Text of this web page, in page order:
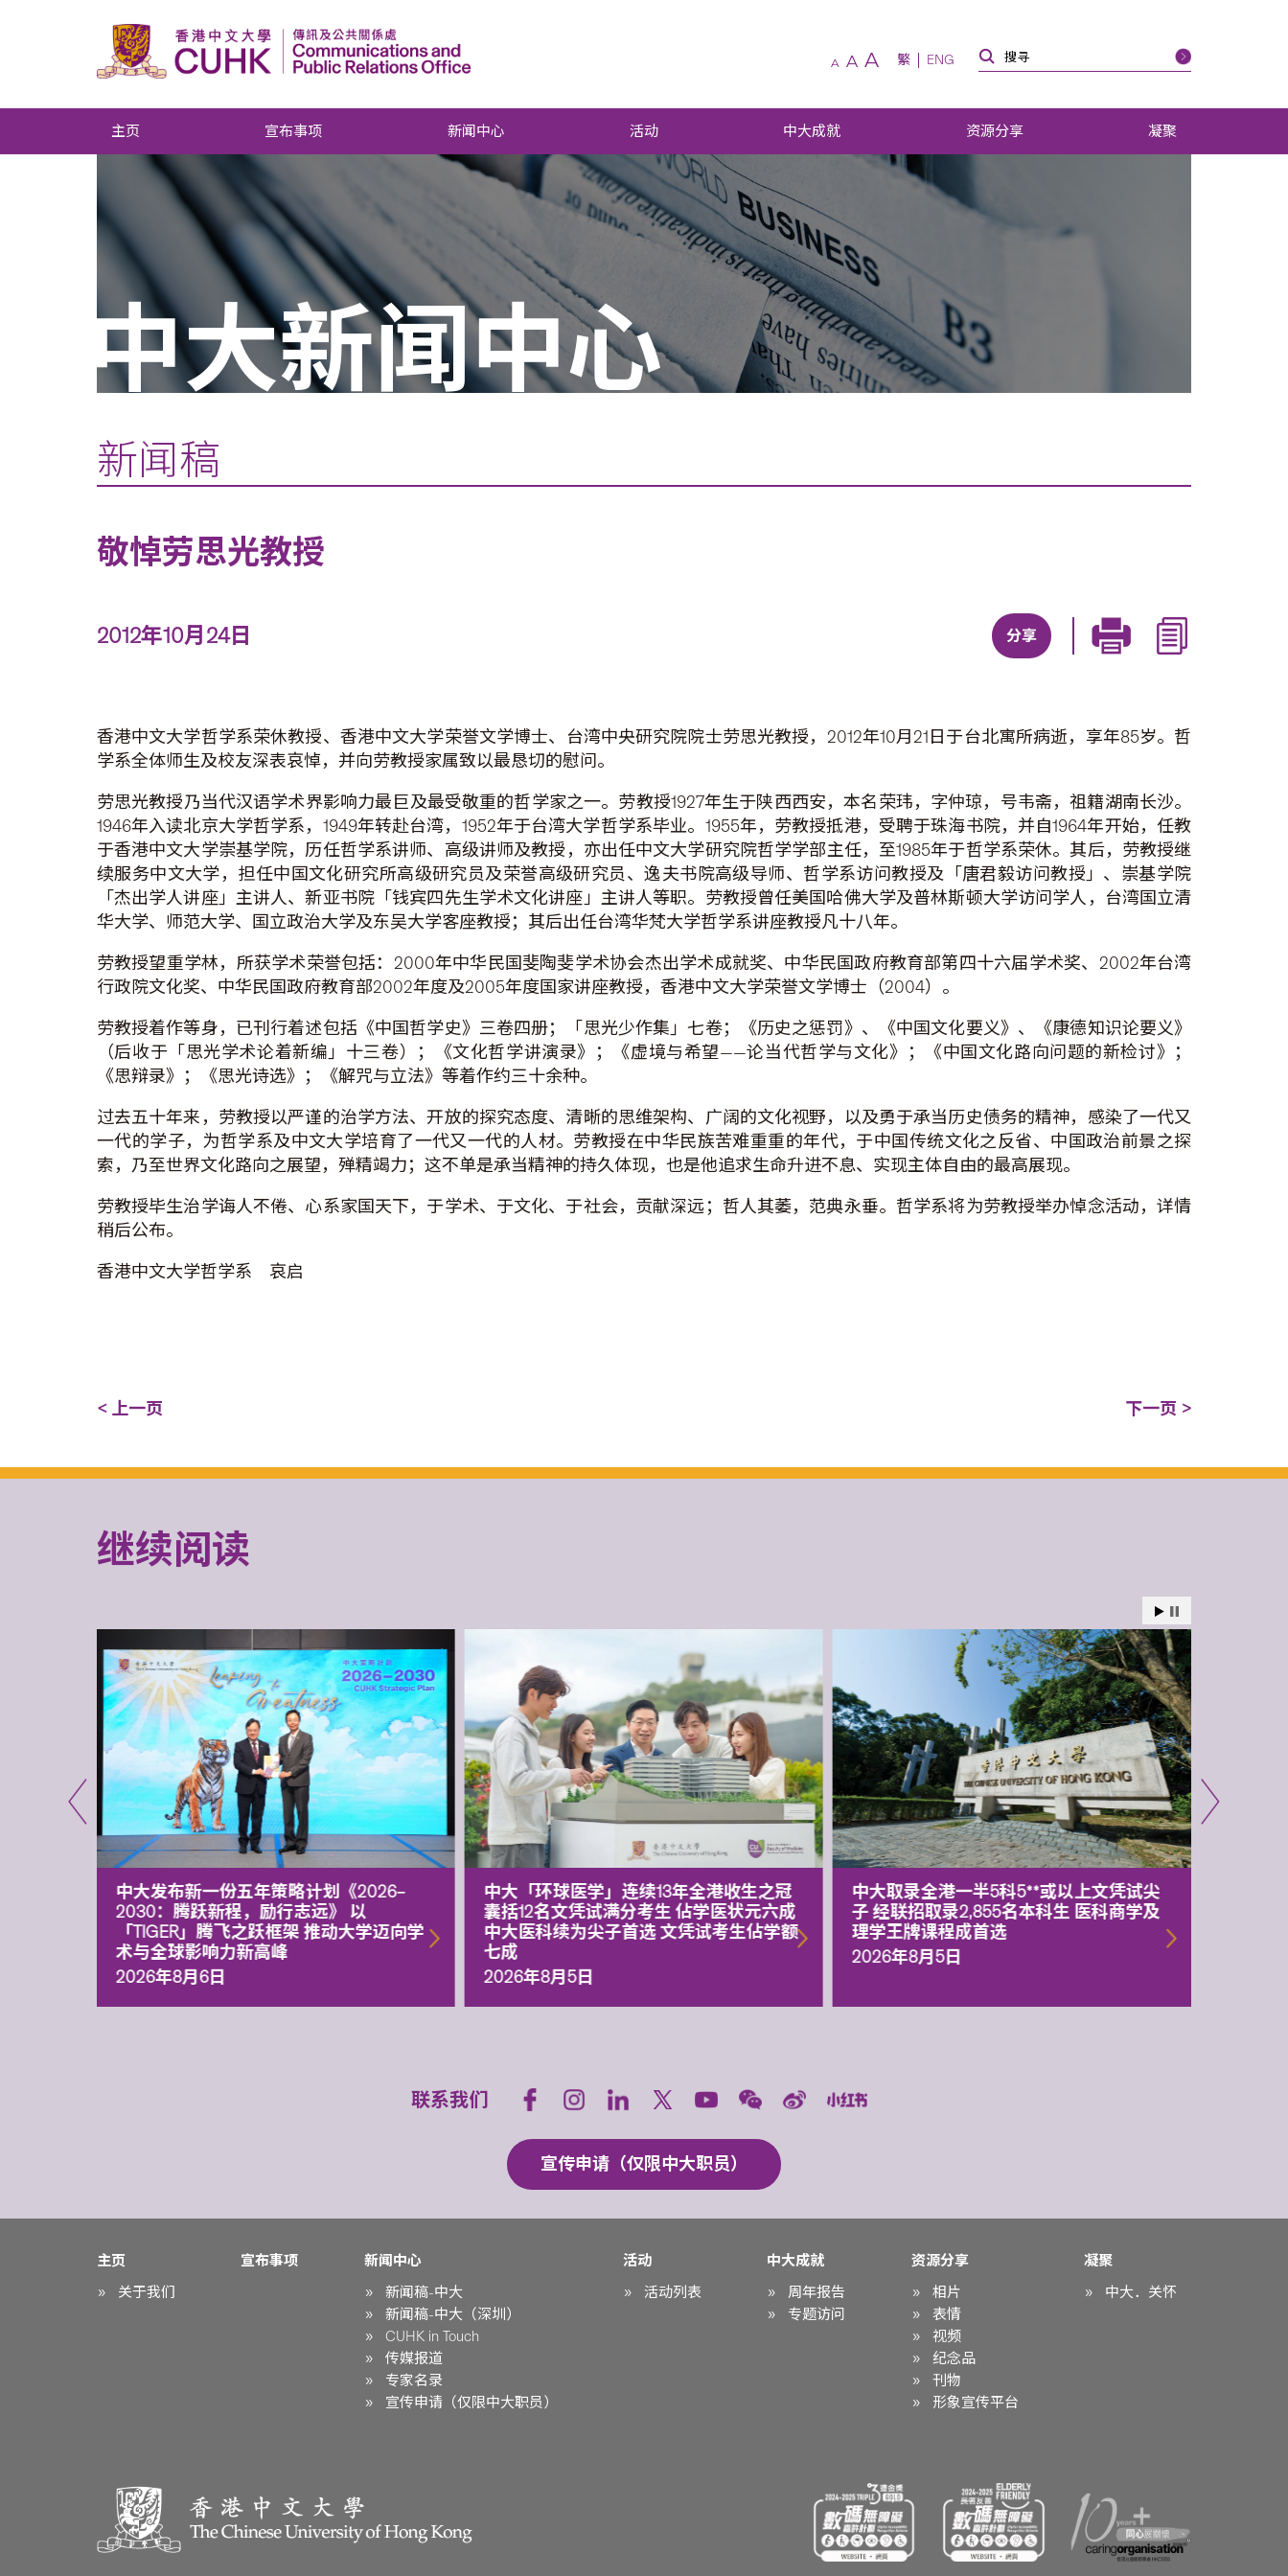
A A A 繁 ENG
主页 宣布事项 新闻中心 活动 中大成就 资源分享 凝聚
中大新闻中心
新闻稿
敬悼劳思光教授
2012年10月24日 分享
香港中文大学哲学系荣休教授、香港中文大学荣誉文学博士、台湾中央研究院院士劳思光教授，2012年10月21日于台北寓所病逝，享年85岁。哲
学系全体师生及校友深表哀悼，并向劳教授家属致以最恳切的慰问。
劳思光教授乃当代汉语学术界影响力最巨及最受敬重的哲学家之一。劳教授1927年生于陕西西安，本名荣玮，字仲琼，号韦斋，祖籍湖南长沙。
1946年入读北京大学哲学系，1949年转赴台湾，1952年于台湾大学哲学系毕业。1955年，劳教授抵港，受聘于珠海书院，并自1964年开始，任教
于香港中文大学崇基学院，历任哲学系讲师、高级讲师及教授，亦出任中文大学研究院哲学学部主任，至1985年于哲学系荣休。其后，劳教授继
续服务中文大学，担任中国文化研究所高级研究员及荣誉高级研究员、逸夫书院高级导师、哲学系访问教授及「唐君毅访问教授」、崇基学院
「杰出学人讲座」主讲人、新亚书院「钱宾四先生学术文化讲座」主讲人等职。劳教授曾任美国哈佛大学及普林斯顿大学访问学人，台湾国立清
华大学、师范大学、国立政治大学及东吴大学客座教授；其后出任台湾华梵大学哲学系讲座教授凡十八年。
劳教授望重学林，所获学术荣誉包括：2000年中华民国斐陶斐学术协会杰出学术成就奖、中华民国政府教育部第四十六届学术奖、2002年台湾
行政院文化奖、中华民国政府教育部2002年度及2005年度国家讲座教授，香港中文大学荣誉文学博士（2004）。
劳教授着作等身，已刊行着述包括《中国哲学史》三卷四册；「思光少作集」七卷；《历史之惩罚》、《中国文化要义》、《康德知识论要义》
（后收于「思光学术论着新编」十三卷）；《文化哲学讲演录》；《虚境与希望——论当代哲学与文化》；《中国文化路向问题的新检讨》；
《思辩录》；《思光诗选》；《解咒与立法》等着作约三十余种。
过去五十年来，劳教授以严谨的治学方法、开放的探究态度、清晰的思维架构、广阔的文化视野，以及勇于承当历史债务的精神，感染了一代又
一代的学子，为哲学系及中文大学培育了一代又一代的人材。劳教授在中华民族苦难重重的年代，于中国传统文化之反省、中国政治前景之探
索，乃至世界文化路向之展望，殚精竭力；这不单是承当精神的持久体现，也是他追求生命升进不息、实现主体自由的最高展现。
劳教授毕生治学诲人不倦、心系家国天下，于学术、于文化、于社会，贡献深远；哲人其萎，范典永垂。哲学系将为劳教授举办悼念活动，详情
稍后公布。
香港中文大学哲学系 哀启
< 上一页 下一页 >
继续阅读
中大发布新一份五年策略计划《2026‒
2030：腾跃新程，励行志远》 以
「TIGER」腾飞之跃框架 推动大学迈向学
术与全球影响力新高峰
2026年8月6日
中大「环球医学」连续13年全港收生之冠
囊括12名文凭试满分考生 佔学医状元六成
中大医科续为尖子首选 文凭试考生佔学额
七成
2026年8月5日
中大取录全港一半5科5**或以上文凭试尖
子 经联招取录2,855名本科生 医科商学及
理学王牌课程成首选
2026年8月5日
联系我们
宣传申请（仅限中大职员）
主页
关于我们
宣布事项
新闻中心
新闻稿-中大
新闻稿-中大（深圳）
CUHK in Touch
传媒报道
专家名录
宣传申请（仅限中大职员）
活动
活动列表
中大成就
周年报告
专题访问
资源分享
相片
表情
视频
纪念品
刊物
形象宣传平台
凝聚
中大．关怀